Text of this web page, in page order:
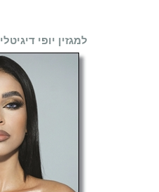
למגזין יופי דיגיטלי